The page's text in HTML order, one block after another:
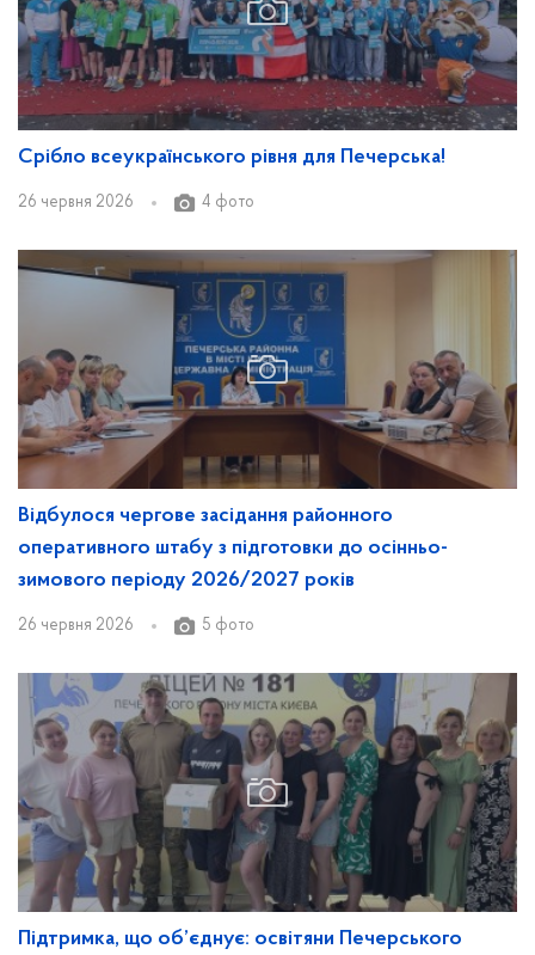
Срібло всеукраїнського рівня для Печерська!
26 червня 2026 4 фото
Відбулося чергове засідання районного
оперативного штабу з підготовки до осінньо-
зимового періоду 2026/2027 років
26 червня 2026 5 фото
Підтримка, що об’єднує: освітяни Печерського